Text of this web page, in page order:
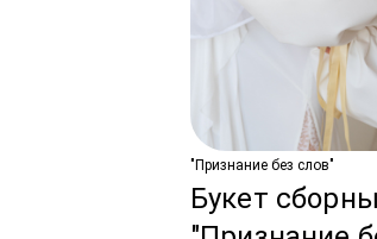
"Признание без слов"
Букет